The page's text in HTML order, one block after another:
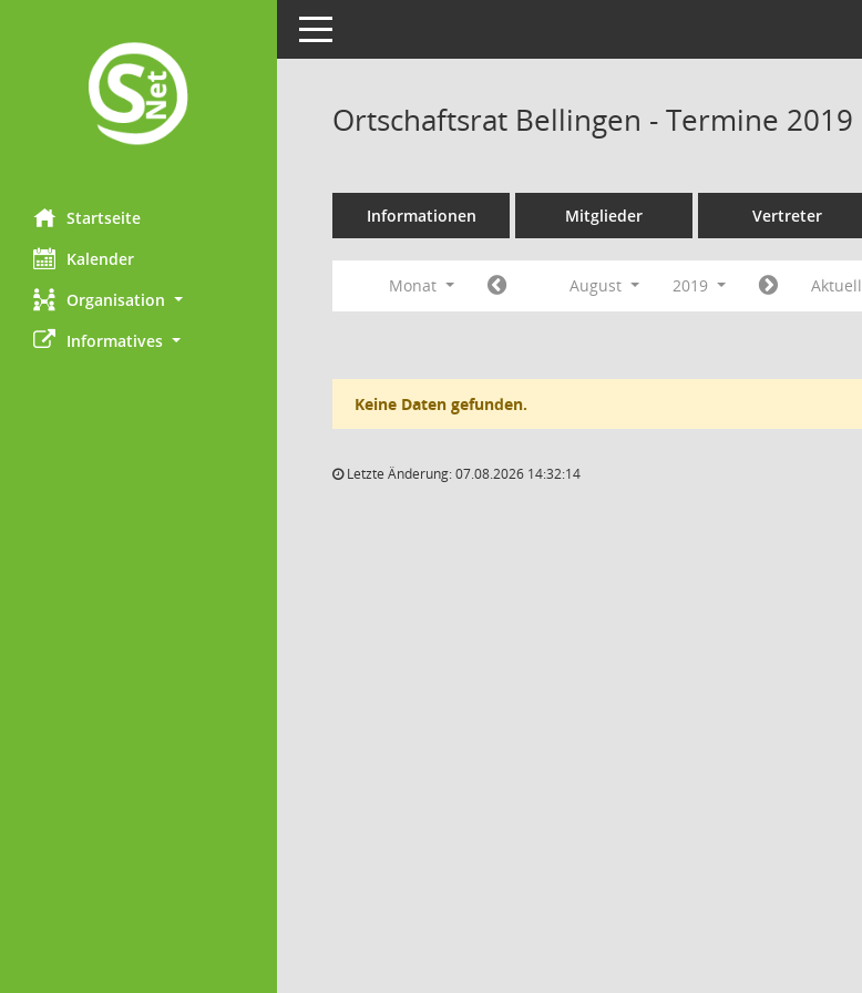
Startseite
Kalender
Organisation
Informatives
Toggle navigation
Ortschaftsrat Bellingen - Termine 2019
Informationen Mitglieder Vertreter
Monat August 2019 Aktuell
Keine Daten gefunden.
Letzte Änderung: 07.08.2026 14:32:14